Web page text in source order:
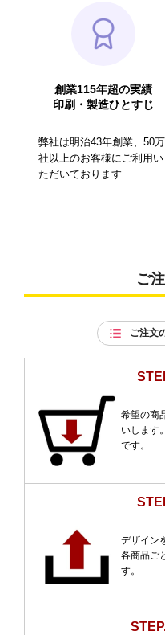
創業115年超の実績
印刷・製造ひとすじ
弊社は明治43年創業、50万
社以上のお客様にご利用い
ただいております
ご
ご注文
希望の商
いします。
です。
デザイン
各商品ご
す。